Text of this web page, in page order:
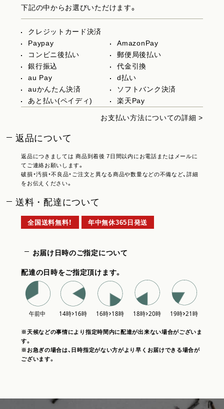
下記の中からお選びいただけます。
クレジットカード決済
Paypay
AmazonPay
コンビニ後払い
郵便局後払い
銀行振込
代金引換
au Pay
d払い
auかんたん決済
ソフトバンク決済
あと払い(ペイディ)
楽天Pay
お支払い方法についての詳細 >
返品について
返品につきましては 商品到着後 7日間以内にお電話またはメールに
てご連絡お願いします。
破損・汚損・不良品・ご注文と異なる商品や数量などの不備など、詳細
をお伝えください。
送料・配達について
全国送料無料！ 年中無休365日発送
お届け日時のご指定について
配達の日時をご指定頂けます。
※天候などの事情により指定時間内に配達が出来ない場合がございま
す。
※お急ぎの場合は、日時指定がない方がより早くお届けできる場合が
ございます。